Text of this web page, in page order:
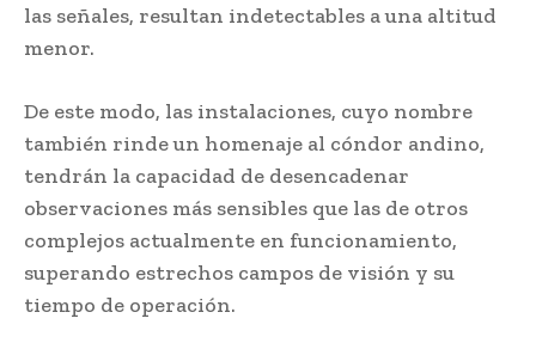
las señales, resultan indetectables a una altitud
menor.
De este modo, las instalaciones, cuyo nombre
también rinde un homenaje al cóndor andino,
tendrán la capacidad de desencadenar
observaciones más sensibles que las de otros
complejos actualmente en funcionamiento,
superando estrechos campos de visión y su
tiempo de operación.